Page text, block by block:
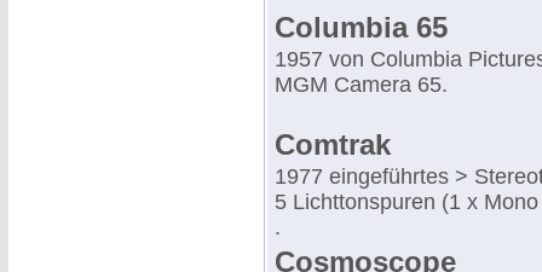
Columbia 65
1957 von Columbia
MGM Camera 65.
Comtrak
1977 eingeführtes >
5 Lichttonspuren (1 x
.
Cosmoscope